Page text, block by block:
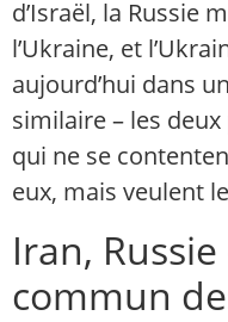
d’Israël, la Russie
l’Ukraine, et
aujourd’hui dans
similaire – les
qui ne se
eux, mais veulent
Iran,
commun